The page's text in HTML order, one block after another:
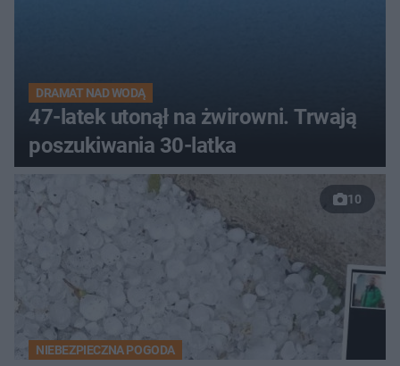
DRAMAT NAD WODĄ
47-latek utonął na żwirowni. Trwają
poszukiwania 30-latka
10
NIEBEZPIECZNA POGODA